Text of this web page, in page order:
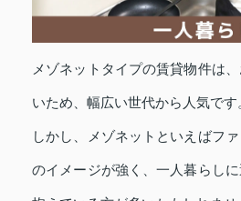
メゾネットタイプの賃貸物件は
いため、幅広い世代から人気です
しかし、メゾネットといえばフ
のイメージが強く、一人暮らし